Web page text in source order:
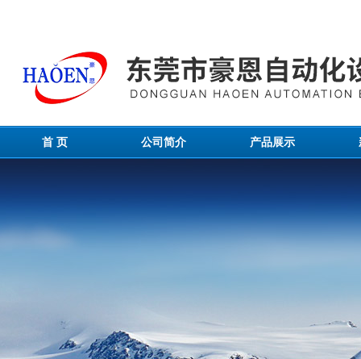
首 页 公司简介 产品展示